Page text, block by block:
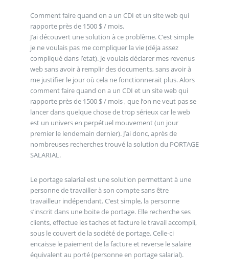
Comment faire quand on a un CDI et un site web qui
rapporte près de 1500 $ / mois.
J’ai découvert une solution à ce problème. C’est simple
je ne voulais pas me compliquer la vie (déja assez
compliqué dans l’etat). Je voulais déclarer mes revenus
web sans avoir à remplir des documents, sans avoir à
me justifier le jour où cela ne fonctionnerait plus. Alors
comment faire quand on a un CDI et un site web qui
rapporte près de 1500 $ / mois , que l’on ne veut pas se
lancer dans quelque chose de trop sérieux car le web
est un univers en perpétuel mouvement (un jour
premier le lendemain dernier). J’ai donc, après de
nombreuses recherches trouvé la solution du PORTAGE
SALARIAL.
Le portage salarial est une solution permettant à une
personne de travailler à son compte sans être
travailleur indépendant. C’est simple, la personne
s’inscrit dans une boite de portage. Elle recherche ses
clients, effectue les taches et facture le travail accompli,
sous le couvert de la société de portage. Celle-ci
encaisse le paiement de la facture et reverse le salaire
équivalent au porté (personne en portage salarial).